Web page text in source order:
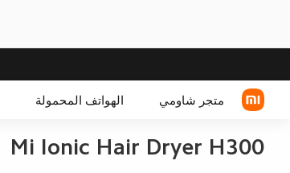
متجر شاومي الهواتف المحمولة
Mi Ionic Hair Dryer H300